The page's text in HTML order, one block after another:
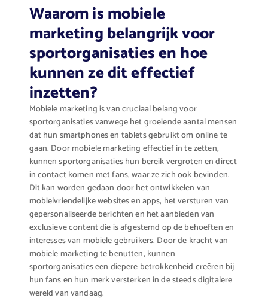
Waarom is mobiele
marketing belangrijk voor
sportorganisaties en hoe
kunnen ze dit effectief
inzetten?
Mobiele marketing is van cruciaal belang voor
sportorganisaties vanwege het groeiende aantal mensen
dat hun smartphones en tablets gebruikt om online te
gaan. Door mobiele marketing effectief in te zetten,
kunnen sportorganisaties hun bereik vergroten en direct
in contact komen met fans, waar ze zich ook bevinden.
Dit kan worden gedaan door het ontwikkelen van
mobielvriendelijke websites en apps, het versturen van
gepersonaliseerde berichten en het aanbieden van
exclusieve content die is afgestemd op de behoeften en
interesses van mobiele gebruikers. Door de kracht van
mobiele marketing te benutten, kunnen
sportorganisaties een diepere betrokkenheid creëren bij
hun fans en hun merk versterken in de steeds digitalere
wereld van vandaag.